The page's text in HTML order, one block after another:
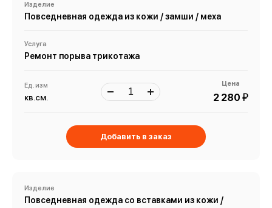
Изделие
Повседневная одежда из кожи / замши / меха
Услуга
Ремонт порыва трикотажа
Ед. изм
кв.см.
Цена
2 280 й
Добавить в заказ
Изделие
Повседневная одежда со вставками из кожи /